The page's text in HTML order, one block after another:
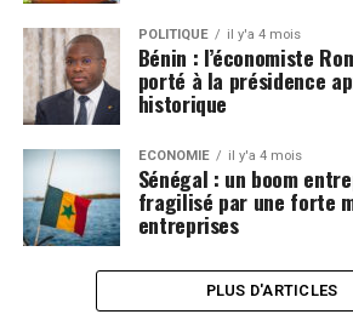
POLITIQUE il y'a 4 mois
Bénin : l’économiste
porté à la présidence
historique
ECONOMIE il y'a 4 mois
Sénégal : un boom
fragilisé par une forte
entreprises
PLUS D'ARTICLES